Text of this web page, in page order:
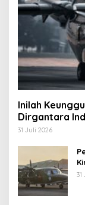
Inilah
Dirgantara
Operasi TNI
31 Juli 2026